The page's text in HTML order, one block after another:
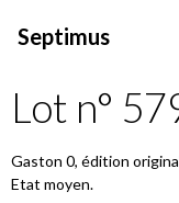
Septimus
Lot n°
Gaston 0, édition
Etat moyen.